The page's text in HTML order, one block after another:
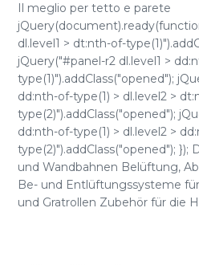
Il meglio per tetto e parete
dl.level1 > dt:nth-of-
jQuery("#panel-r2 dl.level1 >
type(1)").addClass("opened");
dd:nth-of-type(1) > dl.level2 >
type(2)").addClass("opened");
dd:nth-of-type(1) > dl.level2 >
type(2)").addClass("opened");
und Wandbahnen Belüftung,
Be- und Entlüftungssysteme
und Gratrollen Zubehör für die